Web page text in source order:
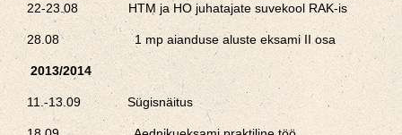
22-23.08 HTM ja HO juhatajate suvekool RAK-is
28.08 1 mp aianduse aluste eksami II osa
2013/2014
11.-13.09 Sügisnäitus